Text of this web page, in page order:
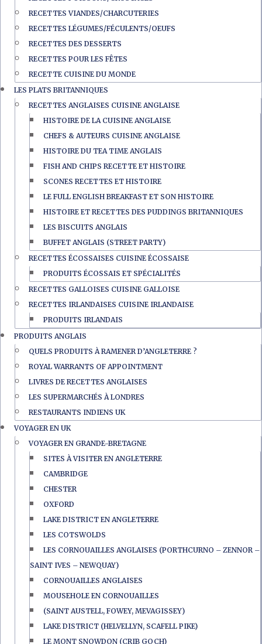
RECETTES VIANDES/CHARCUTERIES
RECETTES LÉGUMES/FÉCULENTS/OEUFS
RECETTES DES DESSERTS
RECETTES POUR LES FÊTES
RECETTE CUISINE DU MONDE
LES PLATS BRITANNIQUES
RECETTES ANGLAISES CUISINE ANGLAISE
HISTOIRE DE LA CUISINE ANGLAISE
CHEFS & AUTEURS CUISINE ANGLAISE
HISTOIRE DU TEA TIME ANGLAIS
FISH AND CHIPS RECETTE ET HISTOIRE
SCONES RECETTES ET HISTOIRE
LE FULL ENGLISH BREAKFAST ET SON HISTOIRE
HISTOIRE ET RECETTES DES PUDDINGS BRITANNIQUES
LES BISCUITS ANGLAIS
BUFFET ANGLAIS (STREET PARTY)
RECETTES ÉCOSSAISES CUISINE ÉCOSSAISE
PRODUITS ÉCOSSAIS ET SPÉCIALITÉS
RECETTES GALLOISES CUISINE GALLOISE
RECETTES IRLANDAISES CUISINE IRLANDAISE
PRODUITS IRLANDAIS
PRODUITS ANGLAIS
QUELS PRODUITS À RAMENER D’ANGLETERRE ?
ROYAL WARRANTS OF APPOINTMENT
LIVRES DE RECETTES ANGLAISES
LES SUPERMARCHÉS À LONDRES
RESTAURANTS INDIENS UK
VOYAGER EN UK
VOYAGER EN GRANDE-BRETAGNE
SITES À VISITER EN ANGLETERRE
CAMBRIDGE
CHESTER
OXFORD
LAKE DISTRICT EN ANGLETERRE
LES COTSWOLDS
LES CORNOUAILLES ANGLAISES (PORTHCURNO – ZENNOR –
SAINT IVES – NEWQUAY)
CORNOUAILLES ANGLAISES
MOUSEHOLE EN CORNOUAILLES
(SAINT AUSTELL, FOWEY, MEVAGISSEY)
LAKE DISTRICT (HELVELLYN, SCAFELL PIKE)
LE MONT SNOWDON (CRIB GOCH)